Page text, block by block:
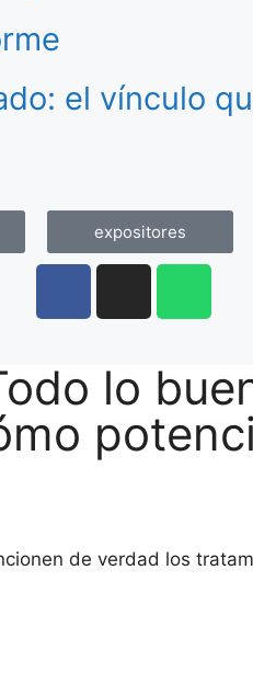
el vínculo
expositores
lo
de verdad los